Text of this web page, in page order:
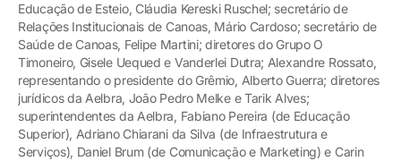
Educação de Esteio, Cláudia Kereski Ruschel; secretário de
Relações Institucionais de Canoas, Mário Cardoso; secretário de
Saúde de Canoas, Felipe Martini; diretores do Grupo O
Timoneiro, Gisele Uequed e Vanderlei Dutra; Alexandre Rossato,
representando o presidente do Grêmio, Alberto Guerra; diretores
jurídicos da Aelbra, João Pedro Melke e Tarik Alves;
superintendentes da Aelbra, Fabiano Pereira (de Educação
Superior), Adriano Chiarani da Silva (de Infraestrutura e
Serviços), Daniel Brum (de Comunicação e Marketing) e Carin